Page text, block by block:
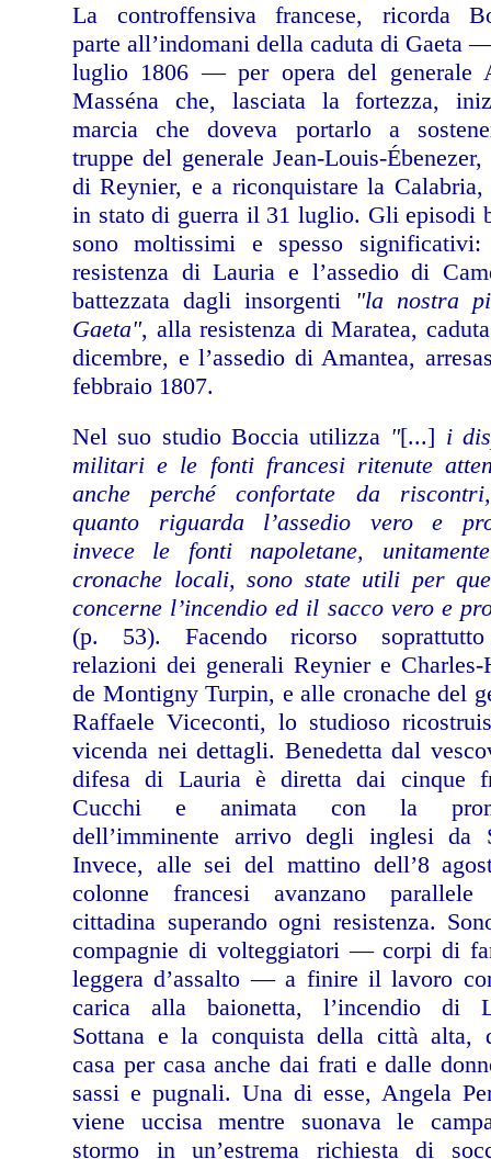
La controffensiva francese, ricorda
parte all’indomani della caduta di Gaeta
luglio 1806 — per opera del generale
Masséna che, lasciata la fortezza,
marcia che doveva portarlo a
truppe del generale Jean-Louis-Ébenezer,
di Reynier, e a riconquistare la Calabria,
in stato di guerra il 31 luglio. Gli episodi
sono moltissimi e spesso significativi:
resistenza di Lauria e l’assedio di
battezzata dagli insorgenti "la nostra
Gaeta", alla resistenza di Maratea,
dicembre, e l’assedio di Amantea,
febbraio 1807.
Nel suo studio Boccia utilizza "[...] i
militari e le fonti francesi ritenute
anche perché confortate da
quanto riguarda l’assedio vero e
invece le fonti napoletane,
cronache locali, sono state utili per
concerne l’incendio ed il sacco vero e
(p. 53). Facendo ricorso
relazioni dei generali Reynier e Charles-
de Montigny Turpin, e alle cronache del
Raffaele Viceconti, lo studioso
vicenda nei dettagli. Benedetta dal
difesa di Lauria è diretta dai cinque
Cucchi e animata con la
dell’imminente arrivo degli inglesi da
Invece, alle sei del mattino dell’8
colonne francesi avanzano parallele
cittadina superando ogni resistenza.
compagnie di volteggiatori — corpi di
leggera d’assalto — a finire il lavoro
carica alla baionetta, l’incendio di
Sottana e la conquista della città alta,
casa per casa anche dai frati e dalle
sassi e pugnali. Una di esse, Angela
viene uccisa mentre suonava le
stormo in un’estrema richiesta di